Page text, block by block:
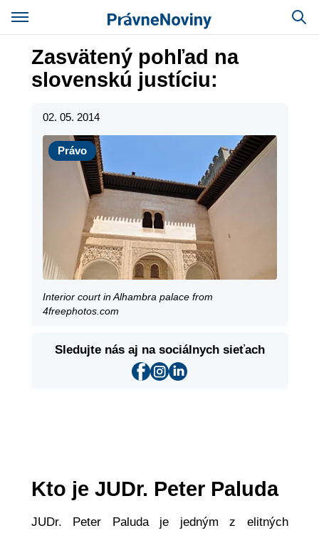
Zasvätený pohľad na
slovenskú justíciu:
02. 05. 2014
Právo
Právo
Interior court in Alhambra palace from
4freephotos.com
Sledujte nás aj na sociálnych sieťach
Kto je JUDr. Peter Paluda
JUDr. Peter Paluda je jedným z elitných